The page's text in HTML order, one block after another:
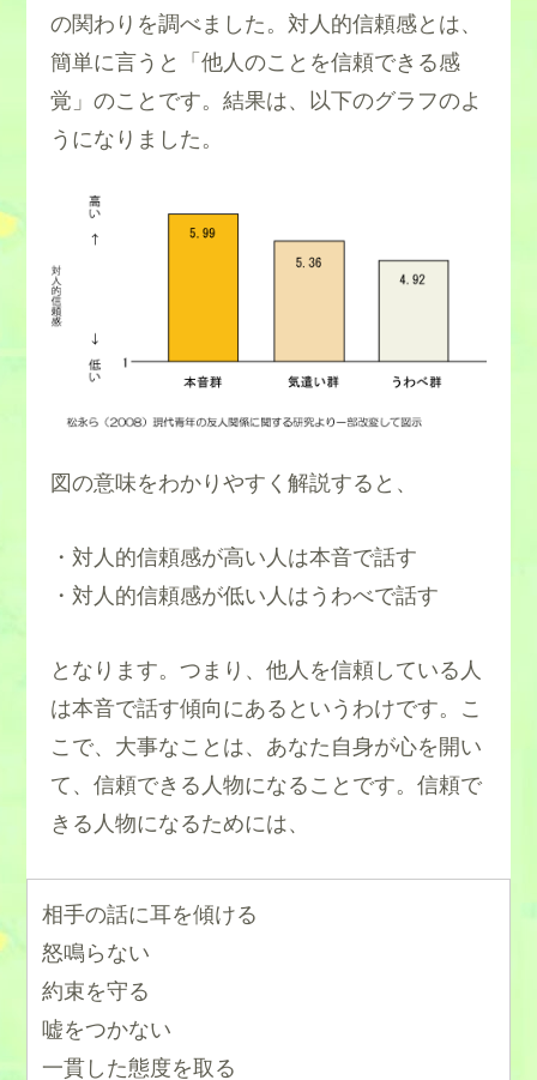
の関わりを調べました。対人的信頼感とは、
簡単に言うと「他人のことを信頼できる感
覚」のことです。結果は、以下のグラフのよ
うになりました。
図の意味をわかりやすく解説すると、
・対人的信頼感が高い人は本音で話す
・対人的信頼感が低い人はうわべで話す
となります。つまり、他人を信頼している人
は本音で話す傾向にあるというわけです。こ
こで、大事なことは、あなた自身が心を開い
て、信頼できる人物になることです。信頼で
きる人物になるためには、
相手の話に耳を傾ける
怒鳴らない
約束を守る
嘘をつかない
一貫した態度を取る